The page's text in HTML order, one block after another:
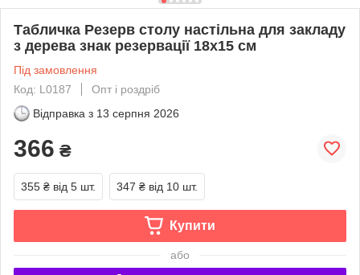
Табличка Резерв столу настільна для закладу
з дерева знак резервації 18х15 см
Під замовлення
Код: L0187
Опт і роздріб
Відправка з 13 серпня 2026
366 ₴
355 ₴ від 5 шт. 347 ₴ від 10 шт.
Купити
або